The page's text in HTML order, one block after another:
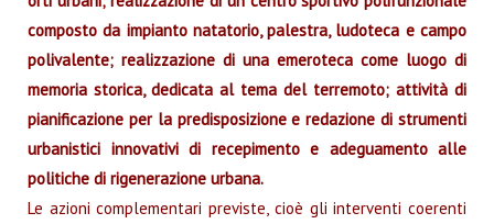
composto da impianto natatorio, palestra, ludoteca e campo
polivalente; realizzazione di una emeroteca come luogo di
memoria storica, dedicata al tema del terremoto; attività di
pianificazione per la predisposizione e redazione di strumenti
urbanistici innovativi di recepimento e adeguamento alle
politiche di rigenerazione urbana.
Le azioni complementari previste, cioè gli interventi coerenti